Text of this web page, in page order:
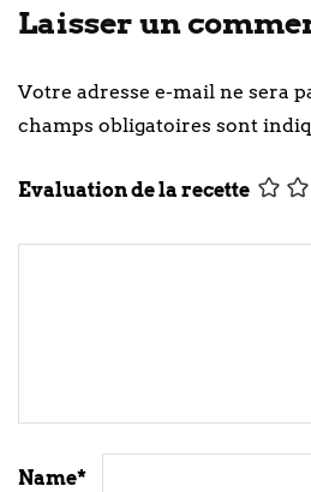
Laisser un
Votre adresse e-mail ne sera
champs obligatoires sont
Evaluation de la recette
Name*